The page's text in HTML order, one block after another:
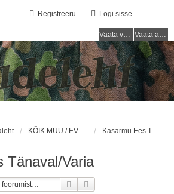
Logi sisse
Registreeru
Vaata vastamata teemasi Vaata aktiivseid teemasid
KÕIK MUU / EVERYTHING ELSE Kasarmu Ees Tänaval/Varia
Tänaval/Varia
Otsi